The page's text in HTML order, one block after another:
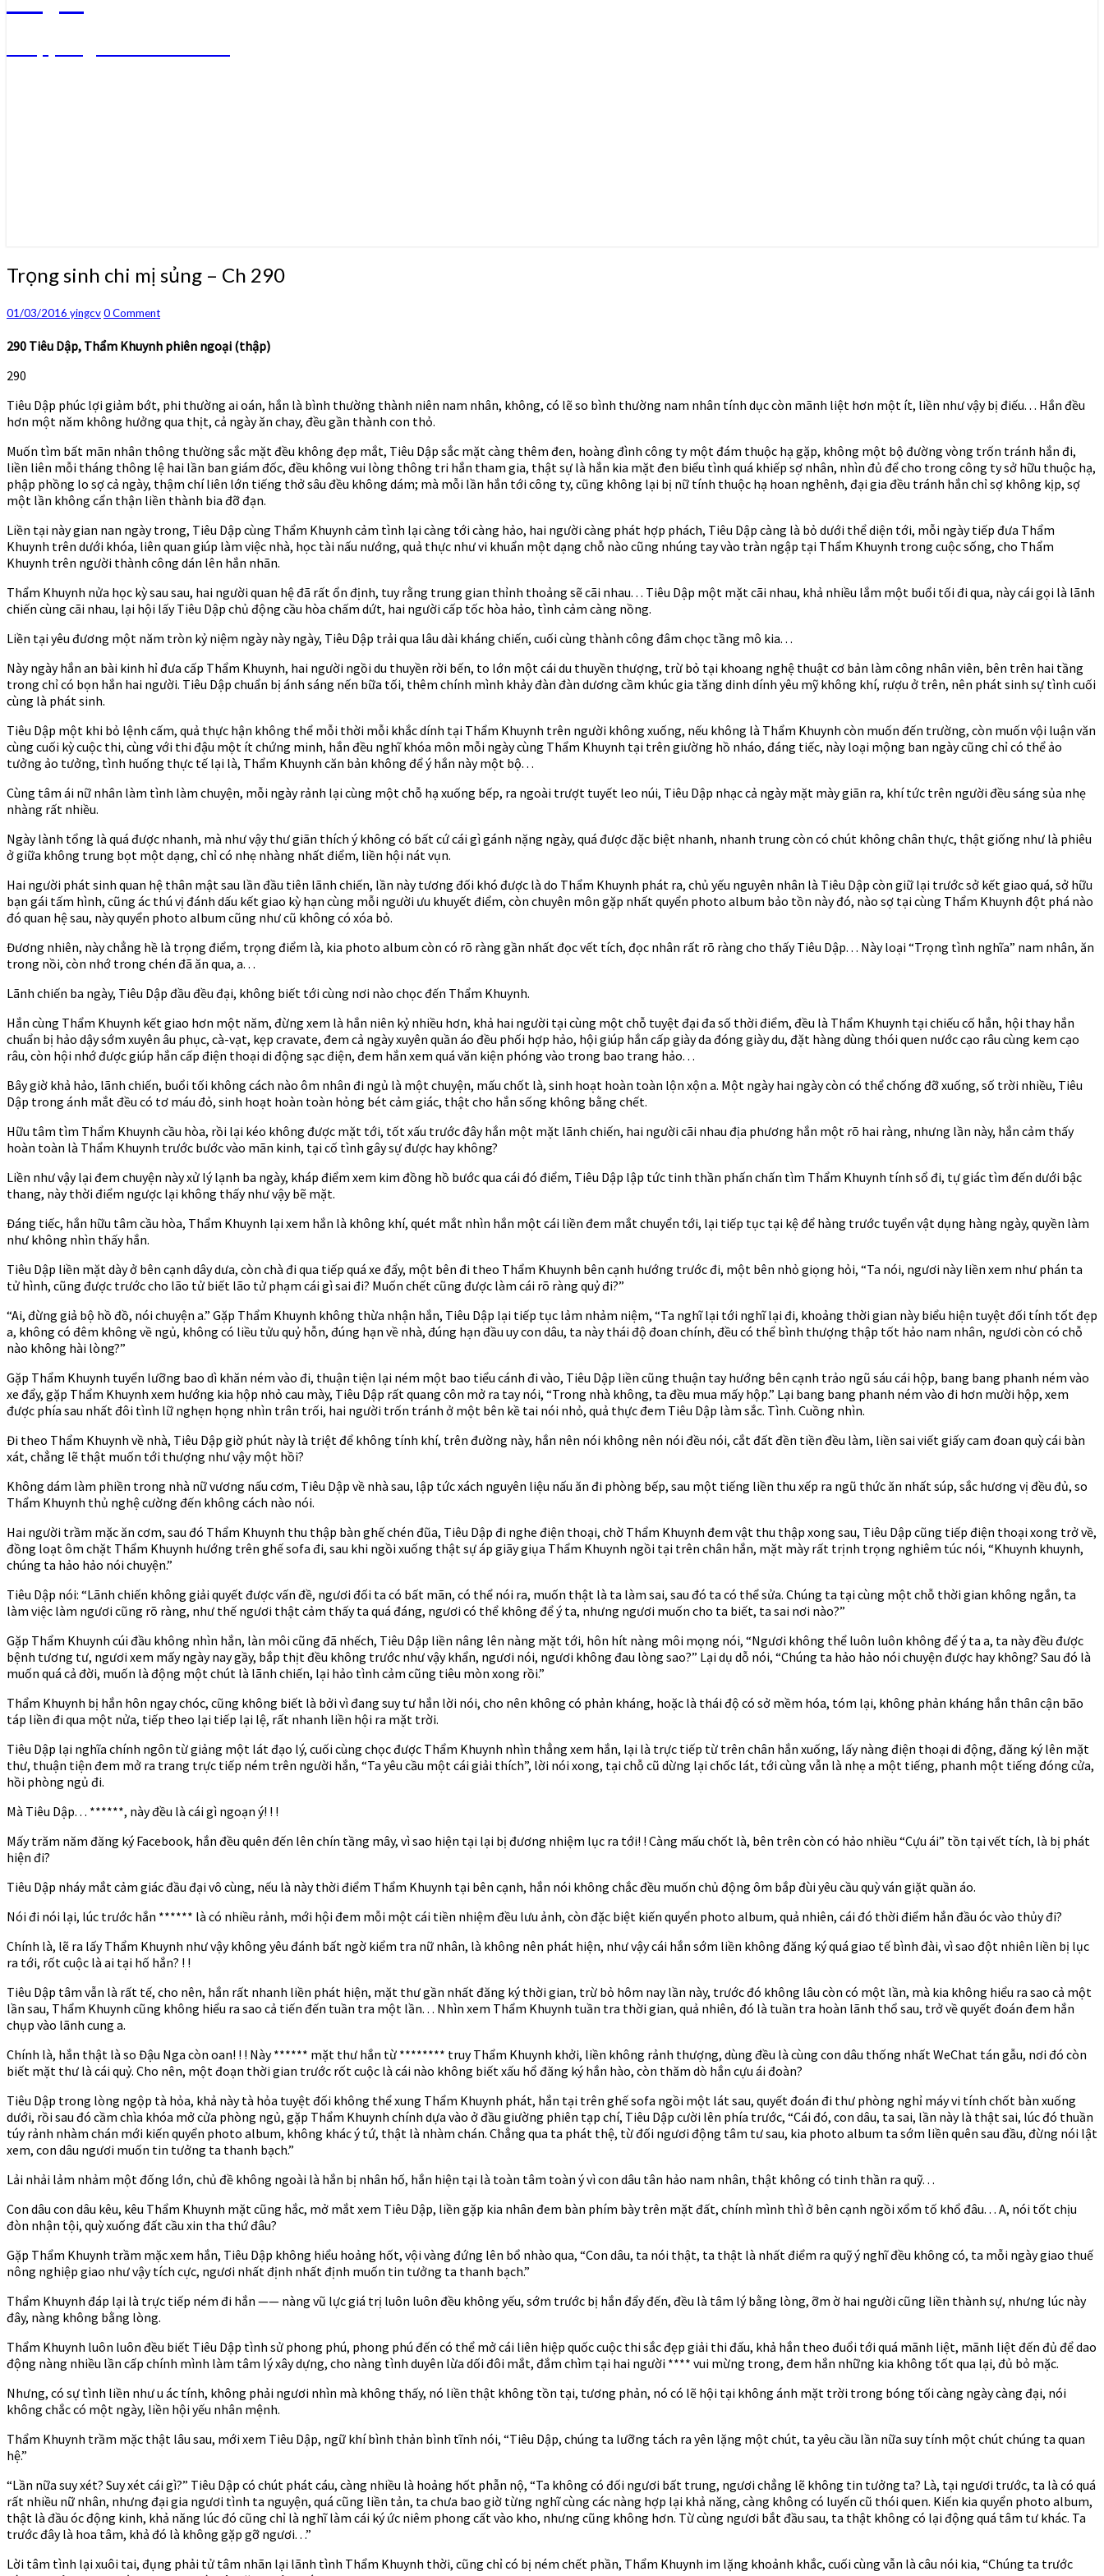
Trọng
sinh
mị
–
Ch
290
Trọng sinh chi mị sủng – Ch 290
01/03/2016 yingcvComments
0 Comment
290 Tiêu Dập, Thẩm Khuynh phiên ngoại (thập)
290
Tiêu Dập phúc lợi giảm bớt, phi thường ai oán, hắn là bình thường thành niên nam nhân, không, có lẽ so bình thường nam nhân tính dục còn mãnh liệt hơn một ít, liền như vậy bị điếu. . . Hắn đều
hơn một năm không hưởng qua thịt, cả ngày ăn chay, đều gần thành con thỏ.
Muốn tìm bất mãn nhân thông thường sắc mặt đều không đẹp mắt, Tiêu Dập sắc mặt càng thêm đen, hoàng đình công ty một đám thuộc hạ gặp, không một bộ đường vòng trốn tránh hắn đi,
liền liên mỗi tháng thông lệ hai lần ban giám đốc, đều không vui lòng thông tri hắn tham gia, thật sự là hắn kia mặt đen biểu tình quá khiếp sợ nhân, nhìn đủ để cho trong công ty sở hữu thuộc hạ,
phập phồng lo sợ cả ngày, thậm chí liên lớn tiếng thở sâu đều không dám; mà mỗi lần hắn tới công ty, cũng không lại bị nữ tính thuộc hạ hoan nghênh, đại gia đều tránh hắn chỉ sợ không kịp, sợ
một lần không cẩn thận liền thành bia đỡ đạn.
Liền tại này gian nan ngày trong, Tiêu Dập cùng Thẩm Khuynh cảm tình lại càng tới càng hảo, hai người càng phát hợp phách, Tiêu Dập càng là bỏ dưới thể diện tới, mỗi ngày tiếp đưa Thẩm
Khuynh trên dưới khóa, liên quan giúp làm việc nhà, học tài nấu nướng, quả thực như vi khuẩn một dạng chỗ nào cũng nhúng tay vào tràn ngập tại Thẩm Khuynh trong cuộc sống, cho Thẩm
Khuynh trên người thành công dán lên hắn nhãn.
Thẩm Khuynh nửa học kỳ sau sau, hai người quan hệ đã rất ổn định, tuy rằng trung gian thỉnh thoảng sẽ cãi nhau. . . Tiêu Dập một mặt cãi nhau, khả nhiều lắm một buổi tối đi qua, này cái gọi là lãnh
chiến cùng cãi nhau, lại hội lấy Tiêu Dập chủ động cầu hòa chấm dứt, hai người cấp tốc hòa hảo, tình cảm càng nồng.
Liền tại yêu đương một năm tròn kỷ niệm ngày này ngày, Tiêu Dập trải qua lâu dài kháng chiến, cuối cùng thành công đâm chọc tầng mô kia. . .
Này ngày hắn an bài kinh hỉ đưa cấp Thẩm Khuynh, hai người ngồi du thuyền rời bến, to lớn một cái du thuyền thượng, trừ bỏ tại khoang nghệ thuật cơ bản làm công nhân viên, bên trên hai tầng
trong chỉ có bọn hắn hai người. Tiêu Dập chuẩn bị ánh sáng nến bữa tối, thêm chính mình khảy đàn đàn dương cầm khúc gia tăng dinh dính yêu mỹ không khí, rượu ở trên, nên phát sinh sự tình cuối
cùng là phát sinh.
Tiêu Dập một khi bỏ lệnh cấm, quả thực hận không thể mỗi thời mỗi khắc dính tại Thẩm Khuynh trên người không xuống, nếu không là Thẩm Khuynh còn muốn đến trường, còn muốn vội luận văn
cùng cuối kỳ cuộc thi, cùng với thi đậu một ít chứng minh, hắn đều nghĩ khóa môn mỗi ngày cùng Thẩm Khuynh tại trên giường hồ nháo, đáng tiếc, này loại mộng ban ngày cũng chỉ có thể ảo
tưởng ảo tưởng, tình huống thực tế lại là, Thẩm Khuynh căn bản không để ý hắn này một bộ. . .
Cùng tâm ái nữ nhân làm tình làm chuyện, mỗi ngày rảnh lại cùng một chỗ hạ xuống bếp, ra ngoài trượt tuyết leo núi, Tiêu Dập nhạc cả ngày mặt mày giãn ra, khí tức trên người đều sáng sủa nhẹ
nhàng rất nhiều.
Ngày lành tổng là quá được nhanh, mà như vậy thư giãn thích ý không có bất cứ cái gì gánh nặng ngày, quá được đặc biệt nhanh, nhanh trung còn có chút không chân thực, thật giống như là phiêu
ở giữa không trung bọt một dạng, chỉ có nhẹ nhàng nhất điểm, liền hội nát vụn.
Hai người phát sinh quan hệ thân mật sau lần đầu tiên lãnh chiến, lần này tương đối khó được là do Thẩm Khuynh phát ra, chủ yếu nguyên nhân là Tiêu Dập còn giữ lại trước sở kết giao quá, sở hữu
bạn gái tấm hình, cũng ác thú vị đánh dấu kết giao kỳ hạn cùng mỗi người ưu khuyết điểm, còn chuyên môn gặp nhất quyển photo album bảo tồn này đó, nào sợ tại cùng Thẩm Khuynh đột phá nào
đó quan hệ sau, này quyển photo album cũng như cũ không có xóa bỏ.
Đương nhiên, này chẳng hề là trọng điểm, trọng điểm là, kia photo album còn có rõ ràng gần nhất đọc vết tích, đọc nhân rất rõ ràng cho thấy Tiêu Dập. . . Này loại “Trọng tình nghĩa” nam nhân, ăn
trong nồi, còn nhớ trong chén đã ăn qua, a. . .
Lãnh chiến ba ngày, Tiêu Dập đầu đều đại, không biết tới cùng nơi nào chọc đến Thẩm Khuynh.
Hắn cùng Thẩm Khuynh kết giao hơn một năm, đừng xem là hắn niên kỷ nhiều hơn, khả hai người tại cùng một chỗ tuyệt đại đa số thời điểm, đều là Thẩm Khuynh tại chiếu cố hắn, hội thay hắn
chuẩn bị hảo dậy sớm xuyên âu phục, cà-vạt, kẹp cravate, đem cả ngày xuyên quần áo đều phối hợp hảo, hội giúp hắn cấp giày da đóng giày du, đặt hàng dùng thói quen nước cạo râu cùng kem cạo
râu, còn hội nhớ được giúp hắn cấp điện thoại di động sạc điện, đem hắn xem quá văn kiện phóng vào trong bao trang hảo. . .
Bây giờ khả hảo, lãnh chiến, buổi tối không cách nào ôm nhân đi ngủ là một chuyện, mấu chốt là, sinh hoạt hoàn toàn lộn xộn a. Một ngày hai ngày còn có thể chống đỡ xuống, số trời nhiều, Tiêu
Dập trong ánh mắt đều có tơ máu đỏ, sinh hoạt hoàn toàn hỏng bét cảm giác, thật cho hắn sống không bằng chết.
Hữu tâm tìm Thẩm Khuynh cầu hòa, rồi lại kéo không được mặt tới, tốt xấu trước đây hắn một mặt lãnh chiến, hai người cãi nhau địa phương hắn một rõ hai ràng, nhưng lần này, hắn cảm thấy
hoàn toàn là Thẩm Khuynh trước bước vào mãn kinh, tại cố tình gây sự được hay không?
Liền như vậy lại đem chuyện này xử lý lạnh ba ngày, kháp điểm xem kim đồng hồ bước qua cái đó điểm, Tiêu Dập lập tức tinh thần phấn chấn tìm Thẩm Khuynh tính sổ đi, tự giác tìm đến dưới bậc
thang, này thời điểm ngược lại không thấy như vậy bẽ mặt.
Đáng tiếc, hắn hữu tâm cầu hòa, Thẩm Khuynh lại xem hắn là không khí, quét mắt nhìn hắn một cái liền đem mắt chuyển tới, lại tiếp tục tại kệ để hàng trước tuyển vật dụng hàng ngày, quyền làm
như không nhìn thấy hắn.
Tiêu Dập liền mặt dày ở bên cạnh dây dưa, còn chà đi qua tiếp quá xe đẩy, một bên đi theo Thẩm Khuynh bên cạnh hướng trước đi, một bên nhỏ giọng hỏi, “Ta nói, ngươi này liền xem như phán ta
tử hình, cũng được trước cho lão tử biết lão tử phạm cái gì sai đi? Muốn chết cũng được làm cái rõ ràng quỷ đi?”
“Ai, đừng giả bộ hồ đồ, nói chuyện a.” Gặp Thẩm Khuynh không thừa nhận hắn, Tiêu Dập lại tiếp tục lảm nhảm niệm, “Ta nghĩ lại tới nghĩ lại đi, khoảng thời gian này biểu hiện tuyệt đối tính tốt đẹp
a, không có đêm không về ngủ, không có liều tửu quỷ hỗn, đúng hạn về nhà, đúng hạn đầu uy con dâu, ta này thái độ đoan chính, đều có thể bình thượng thập tốt hảo nam nhân, ngươi còn có chỗ
nào không hài lòng?”
Gặp Thẩm Khuynh tuyển lưỡng bao dì khăn ném vào đi, thuận tiện lại ném một bao tiểu cánh đi vào, Tiêu Dập liền cũng thuận tay hướng bên cạnh trảo ngũ sáu cái hộp, bang bang phanh ném vào
xe đẩy, gặp Thẩm Khuynh xem hướng kia hộp nhỏ cau mày, Tiêu Dập rất quang côn mở ra tay nói, “Trong nhà không, ta đều mua mấy hộp.” Lại bang bang phanh ném vào đi hơn mười hộp, xem
được phía sau nhất đôi tình lữ nghẹn họng nhìn trân trối, hai người trốn tránh ở một bên kề tai nói nhỏ, quả thực đem Tiêu Dập làm sắc. Tình. Cuồng nhìn.
Đi theo Thẩm Khuynh về nhà, Tiêu Dập giờ phút này là triệt để không tính khí, trên đường này, hắn nên nói không nên nói đều nói, cắt đất đền tiền đều làm, liền sai viết giấy cam đoan quỳ cái bàn
xát, chẳng lẽ thật muốn tới thượng như vậy một hồi?
Không dám làm phiền trong nhà nữ vương nấu cơm, Tiêu Dập về nhà sau, lập tức xách nguyên liệu nấu ăn đi phòng bếp, sau một tiếng liền thu xếp ra ngũ thức ăn nhất súp, sắc hương vị đều đủ, so
Thẩm Khuynh thủ nghệ cường đến không cách nào nói.
Hai người trầm mặc ăn cơm, sau đó Thẩm Khuynh thu thập bàn ghế chén đũa, Tiêu Dập đi nghe điện thoại, chờ Thẩm Khuynh đem vật thu thập xong sau, Tiêu Dập cũng tiếp điện thoại xong trở về,
đồng loạt ôm chặt Thẩm Khuynh hướng trên ghế sofa đi, sau khi ngồi xuống thật sự áp giãy giụa Thẩm Khuynh ngồi tại trên chân hắn, mặt mày rất trịnh trọng nghiêm túc nói, “Khuynh khuynh,
chúng ta hảo hảo nói chuyện.”
Tiêu Dập nói: “Lãnh chiến không giải quyết được vấn đề, ngươi đối ta có bất mãn, có thể nói ra, muốn thật là ta làm sai, sau đó ta có thể sửa. Chúng ta tại cùng một chỗ thời gian không ngắn, ta
làm việc làm ngươi cũng rõ ràng, như thế ngươi thật cảm thấy ta quá đáng, ngươi có thể không để ý ta, nhưng ngươi muốn cho ta biết, ta sai nơi nào?”
Gặp Thẩm Khuynh cúi đầu không nhìn hắn, làn môi cũng đã nhếch, Tiêu Dập liền nâng lên nàng mặt tới, hôn hít nàng môi mọng nói, “Ngươi không thể luôn luôn không để ý ta a, ta này đều được
bệnh tương tư, ngươi xem mấy ngày nay gầy, bắp thịt đều không trước như vậy khẩn, ngươi nói, ngươi không đau lòng sao?” Lại dụ dỗ nói, “Chúng ta hảo hảo nói chuyện được hay không? Sau đó là
muốn quá cả đời, muốn là động một chút là lãnh chiến, lại hảo tình cảm cũng tiêu mòn xong rồi.”
Thẩm Khuynh bị hắn hôn ngay chóc, cũng không biết là bởi vì đang suy tư hắn lời nói, cho nên không có phản kháng, hoặc là thái độ có sở mềm hóa, tóm lại, không phản kháng hắn thân cận bão
táp liền đi qua một nửa, tiếp theo lại tiếp lại lệ, rất nhanh liền hội ra mặt trời.
Tiêu Dập lại nghĩa chính ngôn từ giảng một lát đạo lý, cuối cùng chọc được Thẩm Khuynh nhìn thẳng xem hắn, lại là trực tiếp từ trên chân hắn xuống, lấy nàng điện thoại di động, đăng ký lên mặt
thư, thuận tiện đem mở ra trang trực tiếp ném trên người hắn, “Ta yêu cầu một cái giải thích”, lời nói xong, tại chỗ cũ dừng lại chốc lát, tới cùng vẫn là nhẹ a một tiếng, phanh một tiếng đóng cửa,
hồi phòng ngủ đi.
Mà Tiêu Dập. . . ******, này đều là cái gì ngoạn ý! ! !
Mấy trăm năm đăng ký Facebook, hắn đều quên đến lên chín tầng mây, vì sao hiện tại lại bị đương nhiệm lục ra tới! ! Càng mấu chốt là, bên trên còn có hảo nhiều “Cựu ái” tồn tại vết tích, là bị phát
hiện đi?
Tiêu Dập nháy mắt cảm giác đầu đại vô cùng, nếu là này thời điểm Thẩm Khuynh tại bên cạnh, hắn nói không chắc đều muốn chủ động ôm bắp đùi yêu cầu quỳ ván giặt quần áo.
Nói đi nói lại, lúc trước hắn ****** là có nhiều rảnh, mới hội đem mỗi một cái tiền nhiệm đều lưu ảnh, còn đặc biệt kiến quyển photo album, quả nhiên, cái đó thời điểm hắn đầu óc vào thủy đi?
Chính là, lẽ ra lấy Thẩm Khuynh như vậy không yêu đánh bất ngờ kiểm tra nữ nhân, là không nên phát hiện, như vậy cái hắn sớm liền không đăng ký quá giao tế bình đài, vì sao đột nhiên liền bị lục
ra tới, rốt cuộc là ai tại hố hắn? ! !
Tiêu Dập tâm vẫn là rất tế, cho nên, hắn rất nhanh liền phát hiện, mặt thư gần nhất đăng ký thời gian, trừ bỏ hôm nay lần này, trước đó không lâu còn có một lần, mà kia không hiểu ra sao cả một
lần sau, Thẩm Khuynh cũng không hiểu ra sao cả tiến đến tuần tra một lần. . . Nhìn xem Thẩm Khuynh tuần tra thời gian, quả nhiên, đó là tuần tra hoàn lãnh thổ sau, trở về quyết đoán đem hắn
chụp vào lãnh cung a.
Chính là, hắn thật là so Đậu Nga còn oan! ! ! Này ****** mặt thư hắn từ ******** truy Thẩm Khuynh khởi, liền không rảnh thượng, dùng đều là cùng con dâu thống nhất WeChat tán gẫu, nơi đó còn
biết mặt thư là cái quỷ. Cho nên, một đoạn thời gian trước rốt cuộc là cái nào không biết xấu hổ đăng ký hắn hào, còn thăm dò hắn cựu ái đoàn?
Tiêu Dập trong lòng ngộp tà hỏa, khả này tà hỏa tuyệt đối không thể xung Thẩm Khuynh phát, hắn tại trên ghế sofa ngồi một lát sau, quyết đoán đi thư phòng nghỉ máy vi tính chốt bàn xuống
dưới, rồi sau đó cầm chìa khóa mở cửa phòng ngủ, gặp Thẩm Khuynh chính dựa vào ở đầu giường phiên tạp chí, Tiêu Dập cười lên phía trước, “Cái đó, con dâu, ta sai, lần này là thật sai, lúc đó thuần
túy rảnh nhàm chán mới kiến quyển photo album, không khác ý tứ, thật là nhàm chán. Chẳng qua ta phát thệ, từ đối ngươi động tâm tư sau, kia photo album ta sớm liền quên sau đầu, đừng nói lật
xem, con dâu ngươi muốn tin tưởng ta thanh bạch.”
Lải nhải lảm nhảm một đống lớn, chủ đề không ngoài là hắn bị nhân hố, hắn hiện tại là toàn tâm toàn ý vì con dâu tân hảo nam nhân, thật không có tinh thần ra quỹ. . .
Con dâu con dâu kêu, kêu Thẩm Khuynh mặt cũng hắc, mở mắt xem Tiêu Dập, liền gặp kia nhân đem bàn phím bày trên mặt đất, chính mình thì ở bên cạnh ngồi xổm tố khổ đâu. . . A, nói tốt chịu
đòn nhận tội, quỳ xuống đất cầu xin tha thứ đâu?
Gặp Thẩm Khuynh trầm mặc xem hắn, Tiêu Dập không hiểu hoảng hốt, vội vàng đứng lên bổ nhào qua, “Con dâu, ta nói thật, ta thật là nhất điểm ra quỹ ý nghĩ đều không có, ta mỗi ngày giao thuế
nông nghiệp giao như vậy tích cực, ngươi nhất định nhất định muốn tin tưởng ta thanh bạch.”
Thẩm Khuynh đáp lại là trực tiếp ném đi hắn —— nàng vũ lực giá trị luôn luôn đều không yếu, sớm trước bị hắn đẩy đến, đều là tâm lý bằng lòng, ỡm ờ hai người cũng liền thành sự, nhưng lúc này
đây, nàng không bằng lòng.
Thẩm Khuynh luôn luôn đều biết Tiêu Dập tình sử phong phú, phong phú đến có thể mở cái liên hiệp quốc cuộc thi sắc đẹp giải thi đấu, khả hắn theo đuổi tới quá mãnh liệt, mãnh liệt đến đủ để dao
động nàng nhiều lần cấp chính mình làm tâm lý xây dựng, cho nàng tình duyên lừa dối đôi mắt, đắm chìm tại hai người **** vui mừng trong, đem hắn những kia không tốt qua lại, đủ bỏ mặc.
Nhưng, có sự tình liền như u ác tính, không phải ngươi nhìn mà không thấy, nó liền thật không tồn tại, tương phản, nó có lẽ hội tại không ánh mặt trời trong bóng tối càng ngày càng đại, nói
không chắc có một ngày, liền hội yếu nhân mệnh.
Thẩm Khuynh trầm mặc thật lâu sau, mới xem Tiêu Dập, ngữ khí bình thản bình tĩnh nói, “Tiêu Dập, chúng ta lưỡng tách ra yên lặng một chút, ta yêu cầu lần nữa suy tính một chút chúng ta quan
hệ.”
“Lần nữa suy xét? Suy xét cái gì?” Tiêu Dập có chút phát cáu, càng nhiều là hoảng hốt phẫn nộ, “Ta không có đối ngươi bất trung, ngươi chẳng lẽ không tin tưởng ta? Là, tại ngươi trước, ta là có quá
rất nhiều nữ nhân, nhưng đại gia ngươi tình ta nguyện, quá cũng liền tản, ta chưa bao giờ từng nghĩ cùng các nàng hợp lại khả năng, càng không có luyến cũ thói quen. Kiến kia quyển photo album,
thật là đầu óc động kinh, khả năng lúc đó cũng chỉ là nghĩ làm cái ký ức niêm phong cất vào kho, nhưng cũng không hơn. Từ cùng ngươi bắt đầu sau, ta thật không có lại động quá tâm tư khác. Ta
trước đây là hoa tâm, khả đó là không gặp gỡ ngươi. . .”
Lời tâm tình lại xuôi tai, đụng phải tử tâm nhãn lại lãnh tình Thẩm Khuynh thời, cũng chỉ có bị ném chết phần, Thẩm Khuynh im lặng khoảnh khắc, cuối cùng vẫn là câu nói kia, “Chúng ta trước